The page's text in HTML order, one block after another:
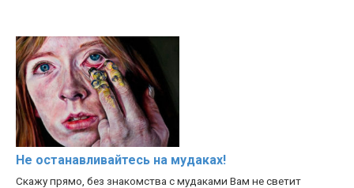
Не останавливайтесь на мудаках!
Скажу прямо, без знакомства с мудаками Вам не светит